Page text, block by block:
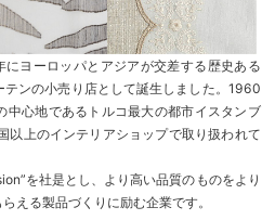
ヨーロッパとアジアが交差する歴史ある
ンの小売り店として誕生しました。1960
中心地であるトルコ最大の都市イスタンブ
以上のインテリアショップで取り扱われて
を社是とし、より高い品質のものをより
える製品づくりに励む企業です。